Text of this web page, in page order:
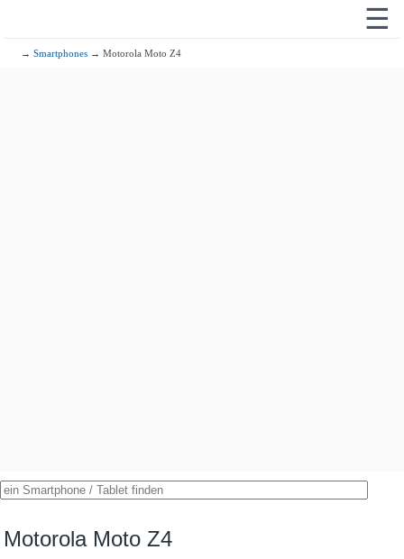
☰
→Smartphones → Motorola Moto Z4
Motorola Moto Z4